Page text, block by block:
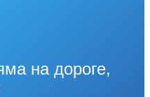
на дороге,